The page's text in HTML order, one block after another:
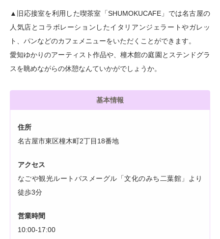
▲旧応接室を利用した喫茶室「SHUMOKUCAFE」では名古屋の
人気店とコラボレーションしたイタリアンジェラートやガレッ
ト、パンなどのカフェメニューをいただくことができます。
愛知ゆかりのアーティスト作品や、橦木館の庭園とステンドグラ
スを眺めながらの休憩なんていかがでしょうか。
基本情報
住所
名古屋市東区橦木町2丁目18番地
アクセス
なごや観光ルートバスメーグル「文化のみち二葉館」より
徒歩3分
営業時間
10:00-17:00